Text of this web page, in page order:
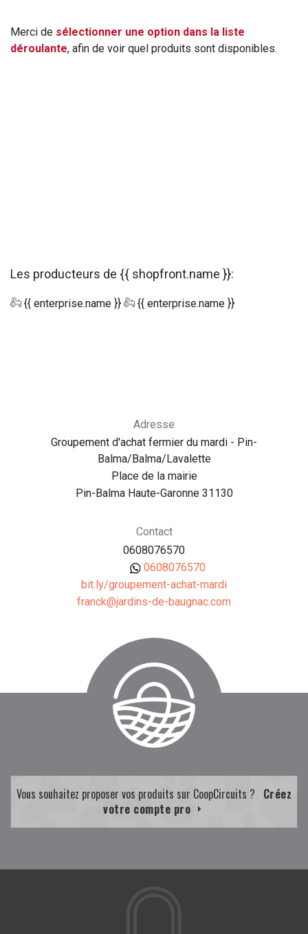
Merci de sélectionner une option dans la liste
déroulante, afin de voir quel produits sont disponibles.
Les producteurs de {{ shopfront.name }}:
{{ enterprise.name }} {{ enterprise.name }}
Adresse
Groupement d'achat fermier du mardi - Pin-
Balma/Balma/Lavalette
Place de la mairie
Pin-Balma Haute-Garonne 31130
Contact
0608076570
0608076570
bit.ly/groupement-achat-mardi
moc.canguab-ed-snidraj@kcnarf
Vous souhaitez proposer vos produits sur CoopCircuits ? Créez
votre compte pro